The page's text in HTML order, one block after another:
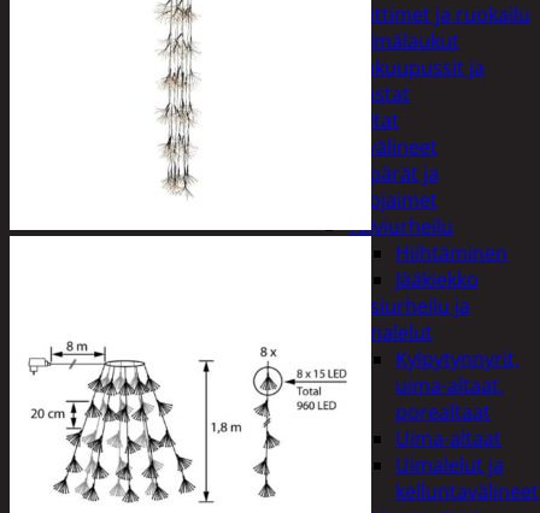
Keittimet ja ruokailu
Kylmälaukut
Makuupussit ja
alustat
Teltat
Urheiluvälineet
Kypärät ja
suojaimet
Talviurheilu
Hiihtäminen
Jääkiekko
Vesiurheilu ja
uimalelut
Kylpytynnyrit,
uima-altaat,
porealtaat
Uima-altaat
Uimalelut ja
kelluntavälineet